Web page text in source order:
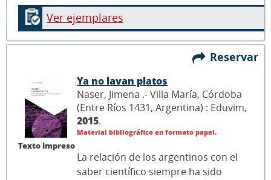
Ver ejemplares
Reservar
Texto impreso
Ya no lavan platos
Naser, Jimena .- Villa María, Córdoba
(Entre Ríos 1431, Argentina) : Eduvim,
2015.
Material bibliográfico en formato papel.
La relación de los argentinos con el
saber científico siempre ha sido